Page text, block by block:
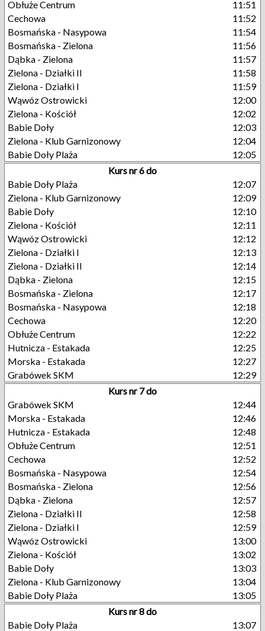
Obłuże Centrum
11:51
Cechowa
11:52
Bosmańska - Nasypowa
11:54
Bosmańska - Zielona
11:56
Dąbka - Zielona
11:57
Zielona - Działki II
11:58
Zielona - Działki I
11:59
Wąwóz Ostrowicki
12:00
Zielona - Kościół
12:02
Babie Doły
12:03
Zielona - Klub Garnizonowy
12:04
Babie Doły Plaża
12:05
Kurs nr 6 do
Babie Doły Plaża
12:07
Zielona - Klub Garnizonowy
12:09
Babie Doły
12:10
Zielona - Kościół
12:11
Wąwóz Ostrowicki
12:12
Zielona - Działki I
12:13
Zielona - Działki II
12:14
Dąbka - Zielona
12:15
Bosmańska - Zielona
12:17
Bosmańska - Nasypowa
12:18
Cechowa
12:20
Obłuże Centrum
12:22
Hutnicza - Estakada
12:25
Morska - Estakada
12:27
Grabówek SKM
12:29
Kurs nr 7 do
Grabówek SKM
12:44
Morska - Estakada
12:46
Hutnicza - Estakada
12:48
Obłuże Centrum
12:51
Cechowa
12:52
Bosmańska - Nasypowa
12:54
Bosmańska - Zielona
12:56
Dąbka - Zielona
12:57
Zielona - Działki II
12:58
Zielona - Działki I
12:59
Wąwóz Ostrowicki
13:00
Zielona - Kościół
13:02
Babie Doły
13:03
Zielona - Klub Garnizonowy
13:04
Babie Doły Plaża
13:05
Kurs nr 8 do
Babie Doły Plaża
13:07